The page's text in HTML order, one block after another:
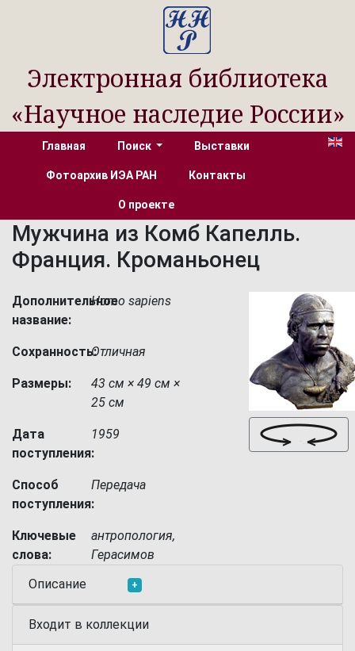
Электронная библиотека
«Научное наследие России»
Главная Поиск Выставки
Фотоархив ИЭА РАН Контакты
О проекте
Мужчина из Комб Капелль.
Франция. Кроманьонец
Дополнительное
название:
Homo sapiens
Сохранность:Отличная
Размеры:
43 см × 49 см ×
25 см
Дата
поступления:
1959
Способ
поступления:
Передача
Ключевые
слова:
антропология,
Герасимов
Описание
+
Входит в коллекции